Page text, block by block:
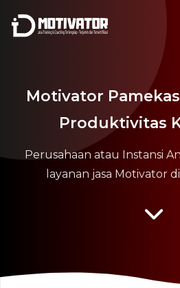
Motivator
Produktivitas
Perusahaan atau Instansi
layanan jasa Motivator